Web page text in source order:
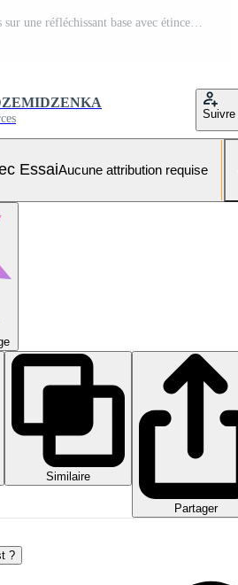
Suivre
EssaiAucune attribution requise
Similaire
Partager
?